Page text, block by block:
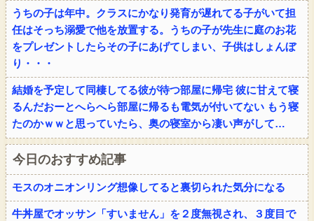
うちの子は年中。クラスにかなり発育が遅れてる子がいて担
任はそっち溺愛で他を放置する。うちの子が先生に庭のお花
をプレゼントしたらその子にあげてしまい、子供はしょんぼ
り・・・
結婚を予定して同棲してる彼が待つ部屋に帰宅 彼に甘えて寝
るんだおーとへらへら部屋に帰るも電気が付いてない もう寝
たのかｗｗと思っていたら、奥の寝室から凄い声がして…
今日のおすすめ記事
モスのオニオンリング想像してると裏切られた気分になる
牛丼屋でオッサン「すいません」を２度無視され、３度目で